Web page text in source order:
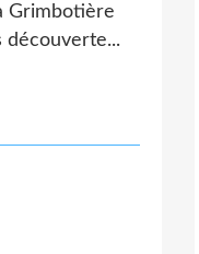
Grimbotière
découverte...